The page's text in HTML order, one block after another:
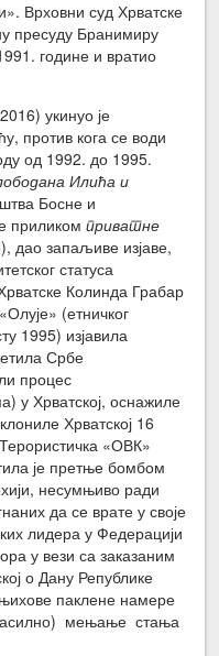
Врховни суд Хрватске
пресуду Бранимиру
године и вратио
укинуо је
против кога се води
од 1992. до 1995.
Илића и
Босне и
приликомприватне
дао запаљиве изјаве,
статуса
Колинда Грабар
(етничког
1995) изјавила
Србе
процес
у Хрватској, оснажиле
Хрватској 16
«ОВК»
је претње бомбом
несумњиво ради
да се врате у своје
лидера у Федерацији
у вези са заказаним
о Дану Републике
паклене намере
мењање стања